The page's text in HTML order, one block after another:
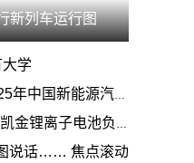
新列车运行图
学
汽车销量将达1500万辆
一期项目全部完成 二期建设中
说话…… 焦点滚动